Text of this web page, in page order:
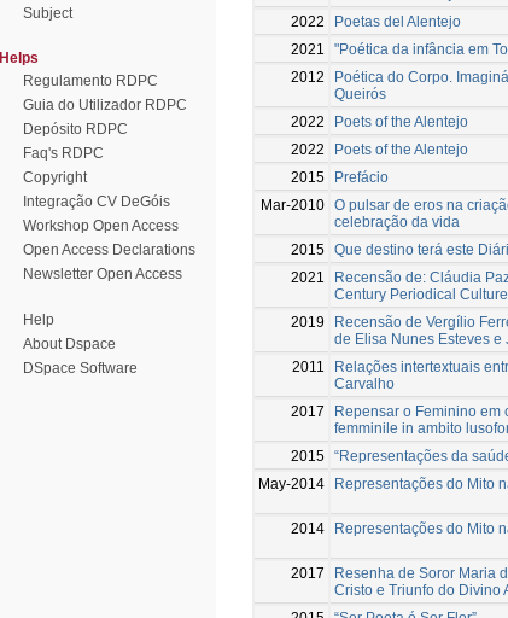
Subject
Helps
Regulamento RDPC
Guia do Utilizador RDPC
Depósito RDPC
Faq's RDPC
Copyright
Integração CV DeGóis
Workshop Open Access
Open Access Declarations
Newsletter Open Access
Help
About Dspace
DSpace Software
2022
Poetas del Alentejo
2021
"Poética da infância em
2012
Poética do Corpo.
Queirós
2022 Poets of the Alentejo
2022
Poets of the Alentejo
2015
Prefácio
Mar-2010 O pulsar de eros na
celebração da vida
2015 Que destino terá este
2021
Recensão de: Cláudia
Century Periodical
2019
Recensão de Vergílio
de Elisa Nunes Esteves e
2011
Relações intertextuais
Carvalho
2017
Repensar o Feminino em
femminile in ambito
2015 “Representações da
May-2014
Representações do Mito
2014
Representações do Mito
2017
Resenha de Soror Maria
Cristo e Triunfo do Divino